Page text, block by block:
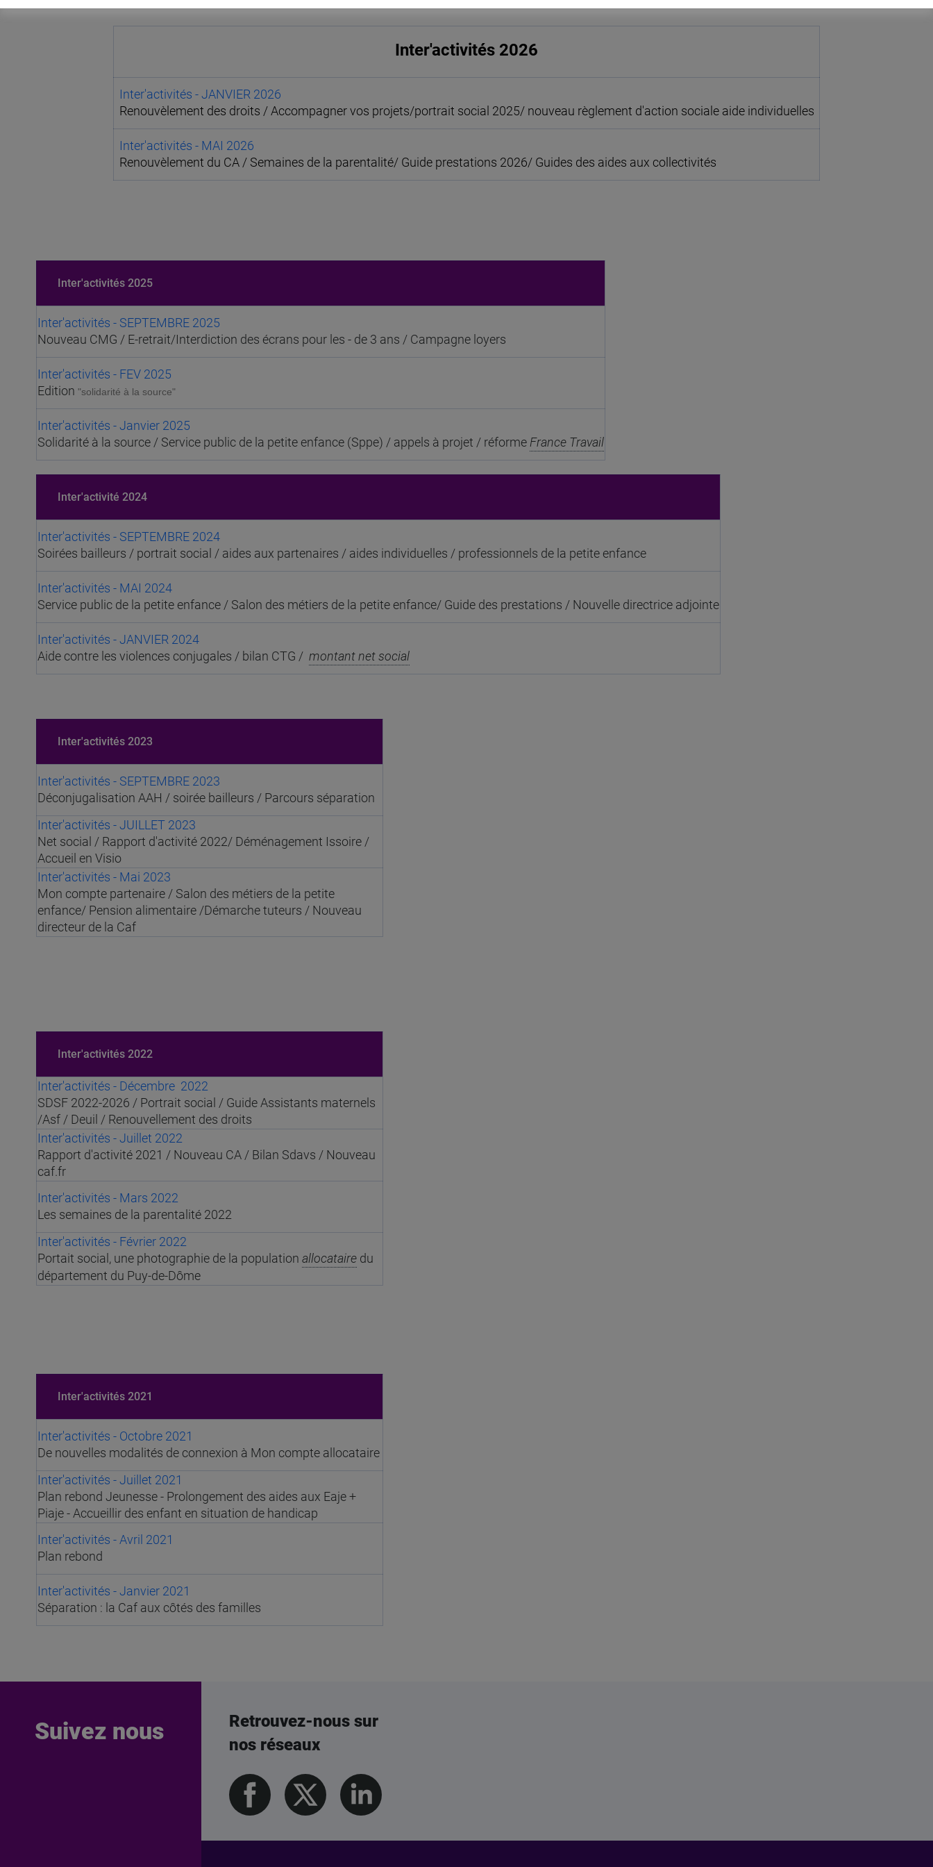
Inter'activités 2026
Inter'activités - JANVIER 2026
Renouvèlement des droits / Accompagner vos projets/portrait social 2025/ nouveau règlement d'action sociale aide individuelles
Inter'activités - MAI 2026
Renouvèlement du CA / Semaines de la parentalité/ Guide prestations 2026/ Guides des aides aux collectivités
Inter'activités 2025
Inter'activités - SEPTEMBRE 2025
Nouveau CMG / E-retrait/Interdiction des écrans pour les - de 3 ans / Campagne loyers
Inter'activités - FEV 2025
Edition "solidarité à la source"
Inter'activités - Janvier 2025
Solidarité à la source / Service public de la petite enfance (Sppe) / appels à projet / réforme France Travail
Inter'activité 2024
Inter'activités - SEPTEMBRE 2024
Soirées bailleurs / portrait social / aides aux partenaires / aides individuelles / professionnels de la petite enfance
Inter'activités - MAI 2024
Service public de la petite enfance / Salon des métiers de la petite enfance/ Guide des prestations / Nouvelle directrice adjointe
Inter'activités - JANVIER 2024
Aide contre les violences conjugales / bilan CTG / montant net social
Inter'activités 2023
Inter'activités - SEPTEMBRE 2023
Déconjugalisation AAH / soirée bailleurs / Parcours séparation
Inter'activités - JUILLET 2023
Net social / Rapport d'activité 2022/ Déménagement Issoire /
Accueil en Visio
Inter'activités - Mai 2023
Mon compte partenaire / Salon des métiers de la petite
enfance/ Pension alimentaire /Démarche tuteurs / Nouveau
directeur de la Caf
Inter'activités 2022
Inter'activités - Décembre 2022
SDSF 2022-2026 / Portrait social / Guide Assistants maternels
/Asf / Deuil / Renouvellement des droits
Inter'activités - Juillet 2022
Rapport d'activité 2021 / Nouveau CA / Bilan Sdavs / Nouveau
caf.fr
Inter'activités - Mars 2022
Les semaines de la parentalité 2022
Inter'activités - Février 2022
Portait social, une photographie de la population allocataire du
département du Puy-de-Dôme
Inter'activités 2021
Inter'activités - Octobre 2021
De nouvelles modalités de connexion à Mon compte allocataire
Inter'activités - Juillet 2021
Plan rebond Jeunesse - Prolongement des aides aux Eaje +
Piaje - Accueillir des enfant en situation de handicap
Inter'activités - Avril 2021
Plan rebond
Inter'activités - Janvier 2021
Séparation : la Caf aux côtés des familles
Suivez nous
Retrouvez-nous sur
nos réseaux